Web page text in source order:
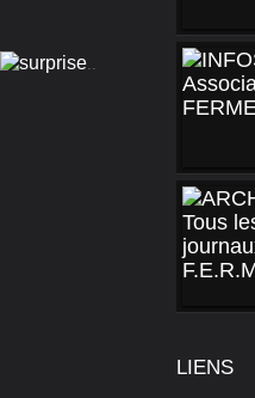
..
LIENS